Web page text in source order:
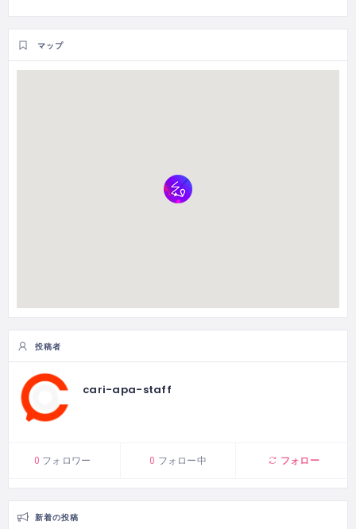
マップ
投稿者
cari-apa-staff
0 フォロワー 0 フォロー中 フォロー
新着の投稿